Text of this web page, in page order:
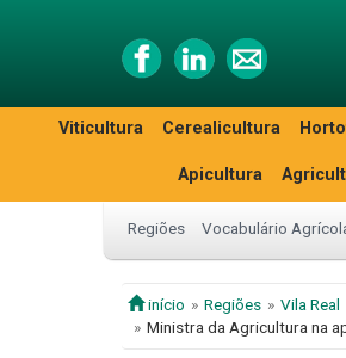
Viticultura Cerealicultura
Apicultura
Regiões Vocabulário
início Regiões
Vila Real
Ministra da Agricultura na